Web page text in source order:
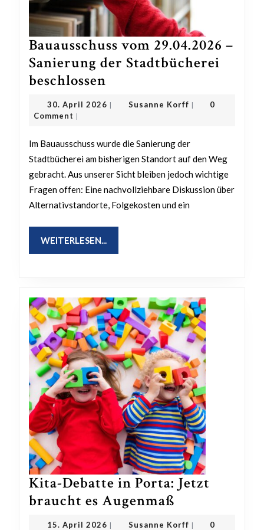
Bauausschuss vom 29.04.2026 –
Sanierung der Stadtbücherei
beschlossen
vom
29.04.2026
Sanierung
der
Stadtbücherei
beschlossen
30. April 2026 30.
| Susanne KorffSusanne
|
0
Comment |
Im Bauausschuss wurde die Sanierung der
Stadtbücherei am bisherigen Standort auf den Weg
gebracht. Aus unserer Sicht bleiben jedoch wichtige
Fragen offen: Eine nachvollziehbare Diskussion über
Alternativstandorte, Folgekosten und ein
WEITERLESEN...
Kita-Debatte in Porta: Jetzt
braucht es Augenmaß
Debatte
15. April 2026 15.
| Susanne KorffSusanne
|
0